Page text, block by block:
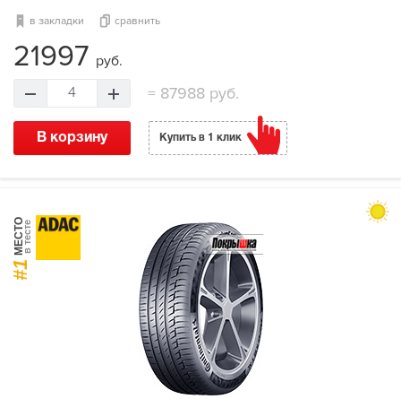
в закладки сравнить
21997 руб.
4 =87988 руб.
В корзину Купить в 1 клик
#1
МЕСТОв тесте